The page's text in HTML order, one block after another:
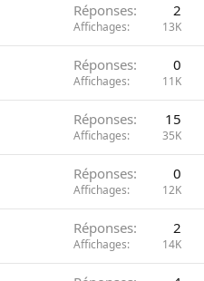
Réponses 2
Affichages 13K
Réponses 0
Affichages 11K
Réponses 15
Affichages 35K
Réponses 0
Affichages 12K
Réponses 2
Affichages 14K